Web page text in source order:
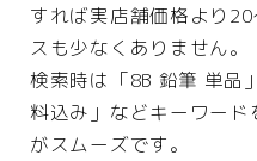
すれば実店舗価格より
スも少なくありません。
検索時は「8B 鉛筆 単品
料込み」などキーワー
がスムーズです。